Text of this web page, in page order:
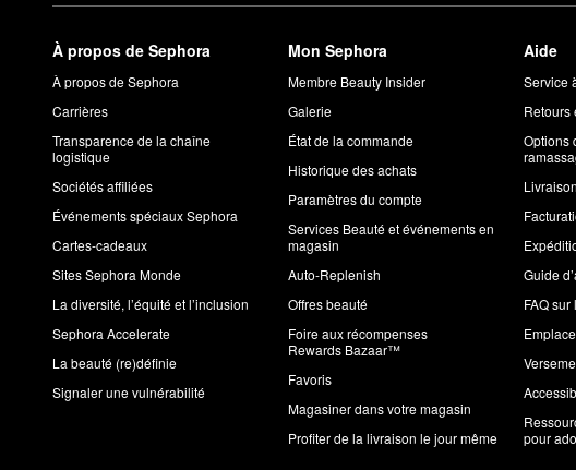
À propos de Sephora
À propos de Sephora
Carrières
Transparence de la chaîne
logistique
Sociétés affiliées
Événements spéciaux Sephora
Cartes-cadeaux
Sites Sephora Monde
La diversité, l’équité et l’inclusion
Sephora Accelerate
La beauté (re)définie
Signaler une vulnérabilité
Mon Sephora
Membre Beauty Insider
Galerie
État de la commande
Historique des achats
Paramètres du compte
Services Beauté et événements en
magasin
Auto-Replenish
Offres beauté
Foire aux récompenses
Rewards Bazaar™
Favoris
Magasiner dans votre magasin
Profiter de la livraison le jour même
Aide
Service
Retours
Options
Livraison
Guide
FAQ
pour